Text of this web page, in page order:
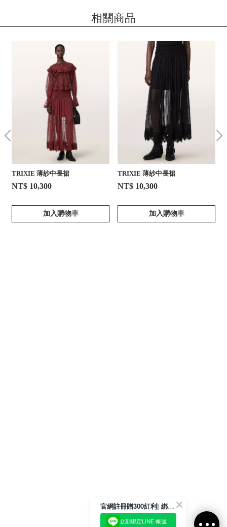
相關商品
TRIXIE 薄紗中長裙
NT$ 10,300
加入購物車
TRIXIE 薄紗中長裙
NT$ 10,300
加入購物車
官網註冊贈300紅利| 綁定LINE再領取專屬優惠
立刻綁定LINE 帳號